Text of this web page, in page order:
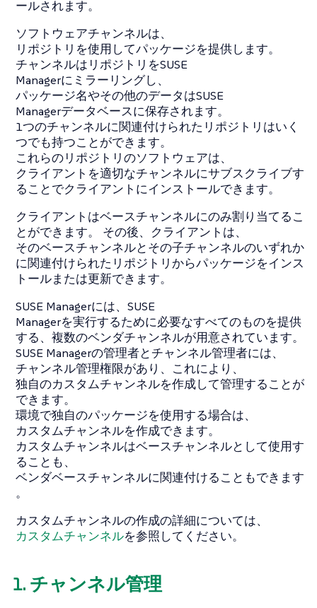
ールされます。
ソフトウェアチャンネルは、
リポジトリを使用してパッケージを提供します。
チャンネルはリポジトリをSUSE
Managerにミラーリングし、
パッケージ名やその他のデータはSUSE
Managerデータベースに保存されます。
1つのチャンネルに関連付けられたリポジトリはいく
つでも持つことができます。
これらのリポジトリのソフトウェアは、
クライアントを適切なチャンネルにサブスクライブす
ることでクライアントにインストールできます。
クライアントはベースチャンネルにのみ割り当てるこ
とができます。 その後、クライアントは、
そのベースチャンネルとその子チャンネルのいずれか
に関連付けられたリポジトリからパッケージをインス
トールまたは更新できます。
SUSE Managerには、SUSE
Managerを実行するために必要なすべてのものを提供
する、複数のベンダチャンネルが用意されています。
SUSE Managerの管理者とチャンネル管理者には、
チャンネル管理権限があり、これにより、
独自のカスタムチャンネルを作成して管理することが
できます。
環境で独自のパッケージを使用する場合は、
カスタムチャンネルを作成できます。
カスタムチャンネルはベースチャンネルとして使用す
ることも、
ベンダベースチャンネルに関連付けることもできます
。
カスタムチャンネルの作成の詳細については、
カスタムチャンネルを参照してください。
1. チャンネル管理